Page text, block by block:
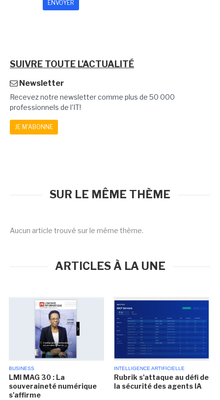
SUIVRE TOUTE L'ACTUALITÉ
Newsletter
Recevez notre newsletter comme plus de 50 000
professionnels de l'IT!
JE M'ABONNE
SUR LE MÊME THÈME
Aucun article trouvé sur le même thème.
ARTICLES À LA UNE
BUSINESS
LMI MAG 30 : La
souveraineté numérique
s'affirme
INTELLIGENCE ARTIFICIELLE
Rubrik s'attaque au défi de
la sécurité des agents IA